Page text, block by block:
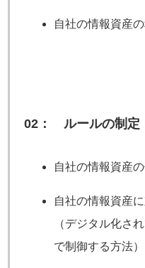
自社の情報資産
02： ルールの制定
自社の情報資産
自社の情報資産
（デジタル化さ
で制御する方法）